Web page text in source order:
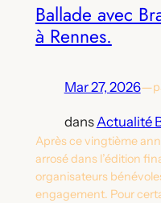
Ballade avec
à Rennes.
Mar 27, 2026—
dans Actualité
Après ce vingtième
arrosé dans l’édition
organisateurs
engagement. Pour